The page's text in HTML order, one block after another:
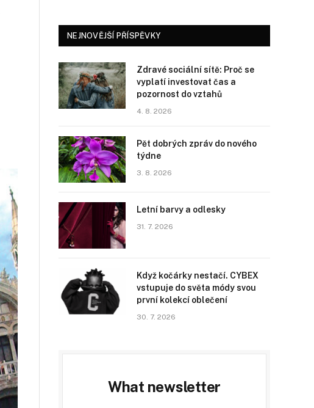
NEJNOVĚJŠÍ PŘÍSPĚVKY
Zdravé sociální sítě: Proč se
vyplatí investovat čas a
pozornost do vztahů
4. 8. 2026
Pět dobrých zpráv do nového
týdne
3. 8. 2026
Letní barvy a odlesky
31. 7. 2026
Když kočárky nestačí. CYBEX
vstupuje do světa módy svou
první kolekcí oblečení
30. 7. 2026
What newsletter